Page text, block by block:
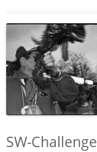
SW-